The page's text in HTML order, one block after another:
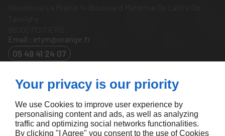
Résidence La Prairie 14 Boulevard Maréchal De Lattre De
Tassigny
POITIERS
Email : etym@orange.fr
05 49 41 24 07
Nous contacter
Plan du site
SUIVEZ-NOUS
Your privacy is our priority
We use Cookies to improve user experience by
personalising content and ads, as well as analyzing
traffic and optimizing social networks functionalities.
By clicking "I Agree" you consent to the use of Cookies